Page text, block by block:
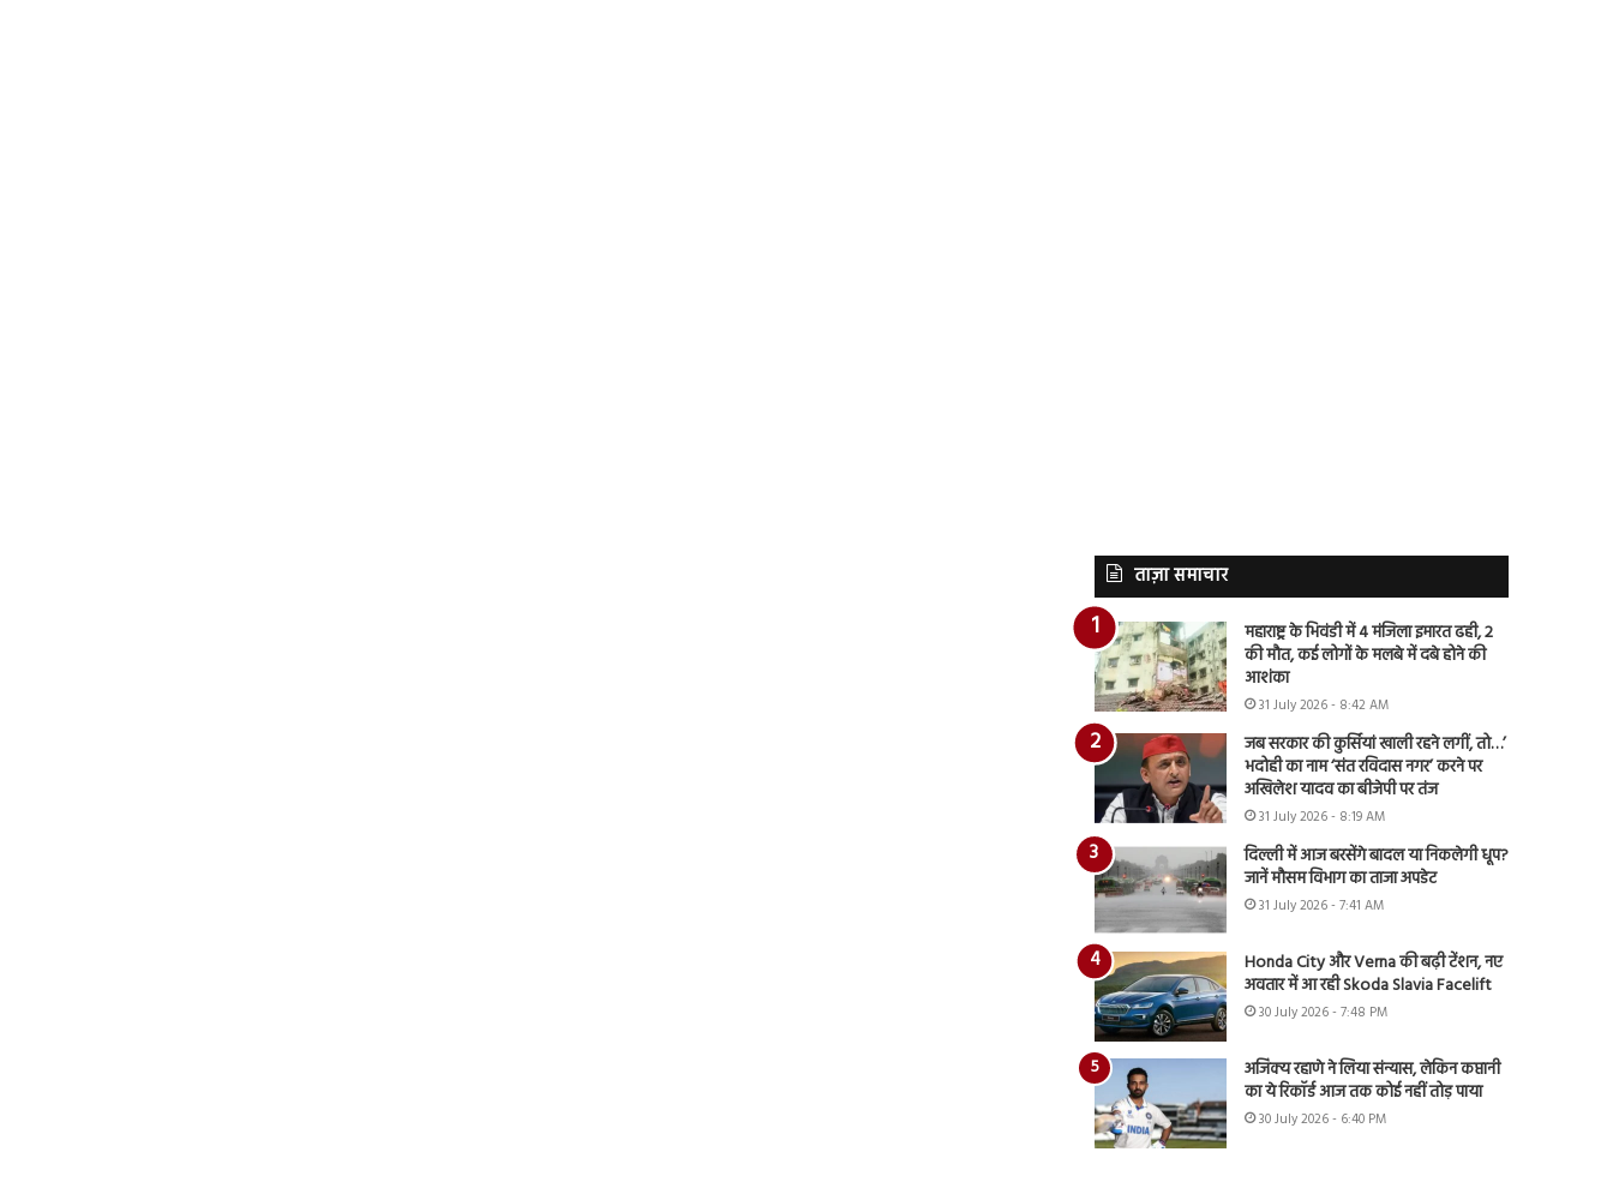
ताज़ा समाचार
महाराष्ट्र के भिवंडी में 4 मंजिला इमारत ढही, 2
की मौत, कई लोगों के मलबे में दबे होने की
आशंका
31 July 2026 - 8:42 AM
जब सरकार की कुर्सियां खाली रहने लगीं, तो…’
भदोही का नाम ‘संत रविदास नगर’ करने पर
अखिलेश यादव का बीजेपी पर तंज
31 July 2026 - 8:19 AM
दिल्ली में आज बरसेंगे बादल या निकलेगी धूप?
जानें मौसम विभाग का ताजा अपडेट
31 July 2026 - 7:41 AM
Honda City और Verna की बढ़ी टेंशन, नए
अवतार में आ रही Skoda Slavia Facelift
30 July 2026 - 7:48 PM
अजिंक्य रहाणे ने लिया संन्यास, लेकिन कप्तानी
का ये रिकॉर्ड आज तक कोई नहीं तोड़ पाया
30 July 2026 - 6:40 PM